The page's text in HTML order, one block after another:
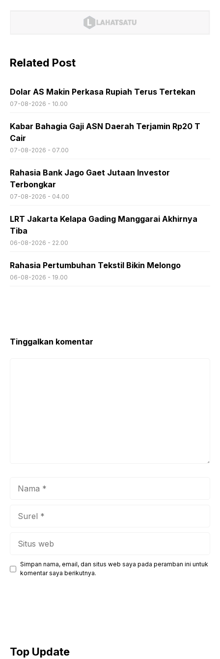
Related Post
Dolar AS Makin Perkasa Rupiah Terus Tertekan
07-08-2026 - 10.00
Kabar Bahagia Gaji ASN Daerah Terjamin Rp20 T
Cair
07-08-2026 - 07.00
Rahasia Bank Jago Gaet Jutaan Investor
Terbongkar
07-08-2026 - 04.00
LRT Jakarta Kelapa Gading Manggarai Akhirnya
Tiba
06-08-2026 - 22.00
Rahasia Pertumbuhan Tekstil Bikin Melongo
06-08-2026 - 19.00
Tinggalkan komentar
Simpan nama, email, dan situs web saya pada peramban ini untuk
komentar saya berikutnya.
Top Update